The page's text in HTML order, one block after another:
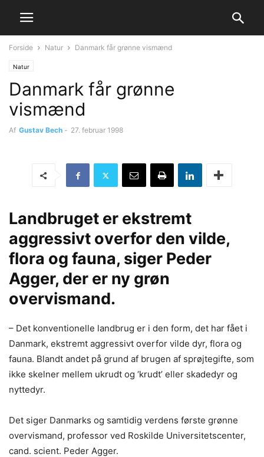
Forside Natur Danmark får grønne vismænd
Natur
Danmark får grønne
vismænd
Af Gustav Bech - 27. februar 1998
Landbruget er ekstremt
aggressivt overfor den vilde,
flora og fauna, siger Peder
Agger, der er ny grøn
overvismand.
– Det konventionelle landbrug er i den form, det har fået i
Danmark, ekstremt aggressivt overfor vilde dyr, flora og
fauna. Blandt andet på grund af brugen af sprøjtegifte, som
ikke skelner mellem ukrudt og ‘krudt’ eller skadedyr og
nyttedyr.
Det siger Danmarks og samtidig verdens første grønne
overvismand, professor ved Roskilde Universitetscenter,
cand. scient. Peder Agger.